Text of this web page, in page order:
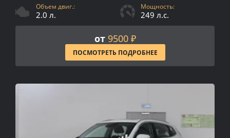
Объем двиг.:
2.0 л.
Мощность:
249 л.с.
от 9500 ₽
ПОСМОТРЕТЬ ПОДРОБНЕЕ